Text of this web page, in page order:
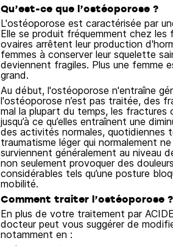
Qu’est-ce que l’ostéoporose ?
L'ostéoporose est caractérisée par
Elle se produit fréquemment chez les
ovaires arrêtent leur production
femmes à conserver leur squelette
deviennent fragiles. Plus une femme
grand.
Au début, l'ostéoporose n'entraîne
l'ostéoporose n’est pas traitée, des
mal la plupart du temps, les fractures
jusqu’à ce qu’elles entraînent une
des activités normales, quotidiennes
traumatisme léger qui normalement
surviennent généralement au niveau
non seulement provoquer des
considérables tels qu’une posture
mobilité.
Comment traiter l’ostéoporose ?
En plus de votre traitement par
docteur peut vous suggérer de
notamment en :